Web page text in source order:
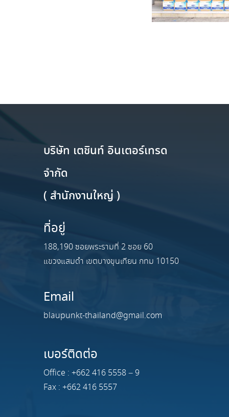
บริษัท เตชินท์ อินเตอร์เทรด
จำกัด
( สำนักงานใหญ่ )
ที่อยู่
188,190 ซอยพระรามที่ 2 ซอย 60
แขวงแสมดำ เขตบางขุนเทียน กทม 10150
Email
blaupunkt-thailand@gmail.com
เบอร์ติดต่อ
Office : +662 416 5558 – 9
Fax : +662 416 5557